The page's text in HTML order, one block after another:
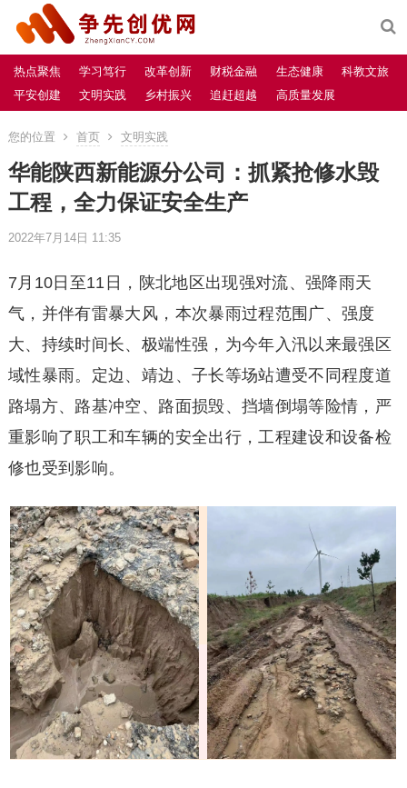
热点聚焦 学习笃行 改革创新 财税金融 生态健康
科教文旅
平安创建
文明实践 乡村振兴 追赶超越 高质量发展
您的位置 首页 文明实践
华能陕西新能源分公司：抓紧抢修水毁
工程，全力保证安全生产
2022年7月14日 11:35
7月10日至11日，陕北地区出现强对流、强降雨天
气，并伴有雷暴大风，本次暴雨过程范围广、强度
大、持续时间长、极端性强，为今年入汛以来最强区
域性暴雨。定边、靖边、子长等场站遭受不同程度道
路塌方、路基冲空、路面损毁、挡墙倒塌等险情，严
重影响了职工和车辆的安全出行，工程建设和设备检
修也受到影响。